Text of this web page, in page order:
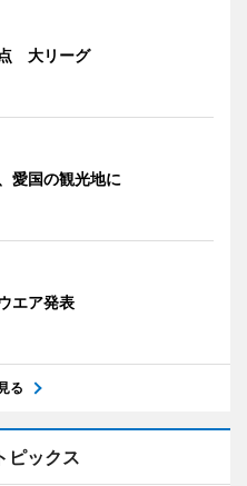
大リーグ
愛国の観光地に
エア発表
る
ピックス